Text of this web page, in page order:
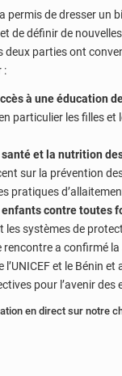
permis de dresser un
de définir de
deux parties ont
:
à une éducation
particulier les filles et
et la nutrition
sur la prévention
pratiques
contre toutes
les systèmes de
rencontre a confirmé
et le Bénin et
pour l’avenir des
en direct sur notre